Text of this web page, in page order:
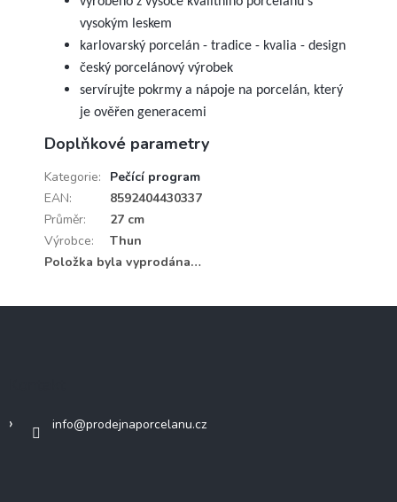
vysokým leskem
karlovarský porcelán - tradice - kvalia - design
český porcelánový výrobek
servírujte pokrmy a nápoje na porcelán, který
je ověřen generacemi
Doplňkové parametry
Kategorie:
Pečící program
EAN:
8592404430337
Průměr:
27 cm
Výrobce:
Thun
Položka byla vyprodána…
info@prodejnaporcelanu.cz